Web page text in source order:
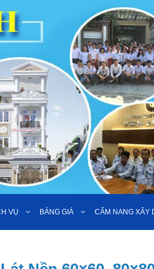
VỤ BẢNG GIÁ CẨM NANG XÂY